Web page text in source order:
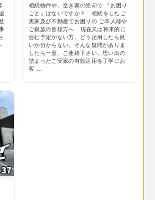
相続物件や、空き家の売却で 『お困り
ごと』はないですか？ 相続をしたご
実家及び不動産でお困りの ご本人様や
ご親族の皆様方へ 現在又は将来的に
住む予定がない方、どう活用したら良
いか分からない。そんな疑問がありま
したら一度、ご連絡下さい。思い出の
詰まったご実家の有効活用を丁寧にお
客 ...